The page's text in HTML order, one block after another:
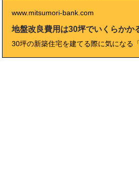
www.mitsumori-bank.com